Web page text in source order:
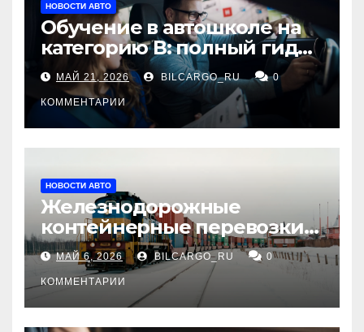
НОВОСТИ АВТО
Обучение в автошколе на
категорию В: полный гид
для будущих водителей
МАЙ 21, 2026 BILCARGO_RU 0
КОММЕНТАРИИ
НОВОСТИ АВТО
Железнодорожные
контейнерные перевозки
из Китая в Россию:
маршруты, сроки и
требования
МАЙ 6, 2026 BILCARGO_RU 0
КОММЕНТАРИИ